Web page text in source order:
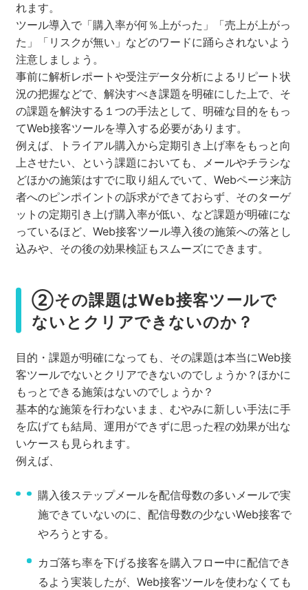
れます。
ツール導入で「購入率が何％上がった」「売上が上がっ
た」「リスクが無い」などのワードに踊らされないよう
注意しましょう。
事前に解析レポートや受注データ分析によるリピート状
況の把握などで、解決すべき課題を明確にした上で、そ
の課題を解決する１つの手法として、明確な目的をもっ
てWeb接客ツールを導入する必要があります。
例えば、トライアル購入から定期引き上げ率をもっと向
上させたい、という課題においても、メールやチラシな
どほかの施策はすでに取り組んでいて、Webページ来訪
者へのピンポイントの訴求ができておらず、そのターゲ
ットの定期引き上げ購入率が低い、など課題が明確にな
っているほど、Web接客ツール導入後の施策への落とし
込みや、その後の効果検証もスムーズにできます。
②その課題はWeb接客ツールで
ないとクリアできないのか？
目的・課題が明確になっても、その課題は本当にWeb接
客ツールでないとクリアできないのでしょうか？ほかに
もっとできる施策はないのでしょうか？
基本的な施策を行わないまま、むやみに新しい手法に手
を広げても結局、運用ができずに思った程の効果が出な
いケースも見られます。
例えば、
購入後ステップメールを配信母数の多いメールで実
施できていないのに、配信母数の少ないWeb接客で
やろうとする。
カゴ落ち率を下げる接客を購入フロー中に配信でき
るよう実装したが、Web接客ツールを使わなくても